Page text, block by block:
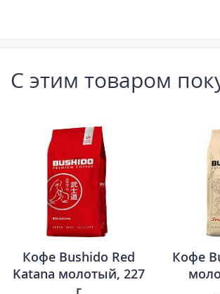
С этим товаром
Кофе Bushido Red
Katana молотый, 227
г
Кофе